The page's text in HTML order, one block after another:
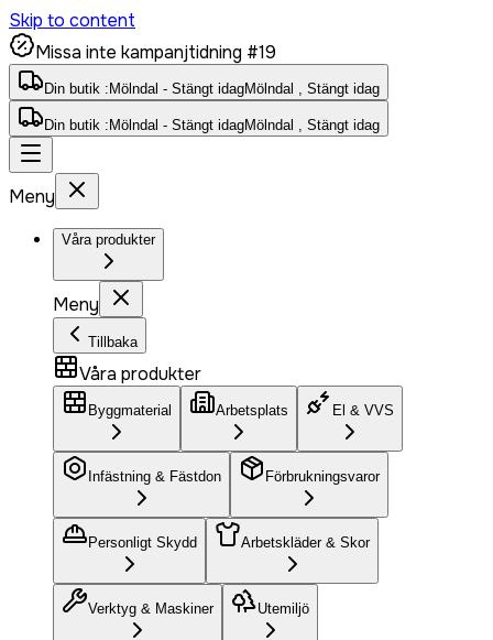
Skip to content
Missa inte kampanjtidning #19
Din butik : Mölndal - Stängt idagMölndal , Stängt idag
Din butik : Mölndal - Stängt idagMölndal , Stängt idag
Meny
Våra produkter
Meny
Tillbaka
Våra produkter
Byggmaterial Arbetsplats El & VVS
Infästning & Fästdon Förbrukningsvaror
Personligt Skydd Arbetskläder & Skor
Verktyg & Maskiner Utemiljö